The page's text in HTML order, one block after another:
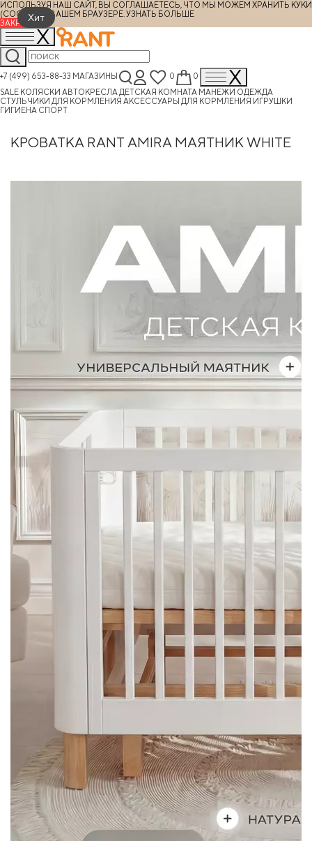
ИСПОЛЬЗУЯ НАШ САЙТ, ВЫ СОГЛАШАЕТЕСЬ, ЧТО МЫ МОЖЕМ ХРАНИТЬ КУКИ
(COOKIES) В ВАШЕМ БРАУЗЕРЕ. УЗНАТЬ БОЛЬШЕ
ЗАКРЫТЬ
+7 (499) 653-88-33 МАГАЗИНЫ 0
0
SALE КОЛЯСКИ АВТОКРЕСЛА ДЕТСКАЯ КОМНАТА МАНЕЖИ ОДЕЖДА
СТУЛЬЧИКИ ДЛЯ КОРМЛЕНИЯ АКСЕССУАРЫ ДЛЯ КОРМЛЕНИЯ ИГРУШКИ
ГИГИЕНА СПОРТ
КРОВАТКА RANT AMIRA МАЯТНИК WHITE
Хит